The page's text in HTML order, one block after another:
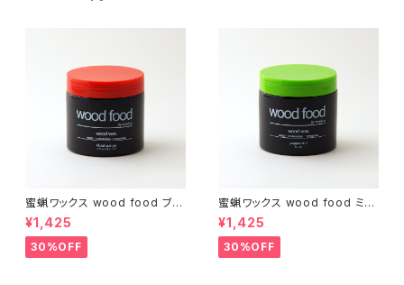
蜜蝋ワックス wood food ブラ
ッドオレンジ【DIY】【木工】【ギフ
ト プレゼント】【父の日 お誕生
日】
¥1,425
30%OFF
蜜蝋ワックス wood food ミン
ト【DIY】【木工】【ギフト プレゼン
ト】【父の日 お誕生日】
¥1,425
30%OFF